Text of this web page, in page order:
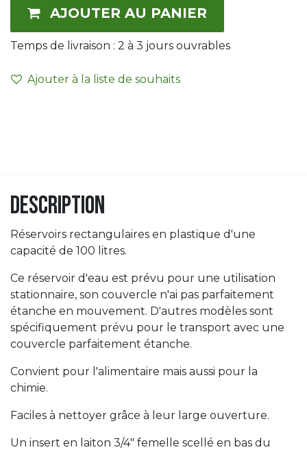
AJOUTER AU PANIER
Temps de livraison : 2 à 3 jours ouvrables
Ajouter à la liste de souhaits
Description
Réservoirs rectangulaires en plastique d'une
capacité de 100 litres.
Ce réservoir d'eau est prévu pour une utilisation
stationnaire, son couvercle n'ai pas parfaitement
étanche en mouvement. D'autres modèles sont
spécifiquement prévu pour le transport avec une
couvercle parfaitement étanche.
Convient pour l'alimentaire mais aussi pour la
chimie.
Faciles à nettoyer grâce à leur large ouverture.
Un insert en laiton 3/4" femelle scellé en bas du